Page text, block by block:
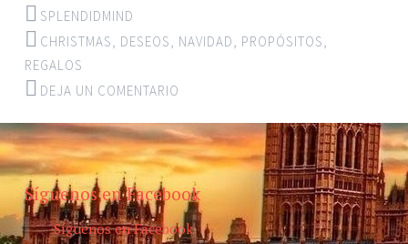
SPLENDIDMIND
CHRISTMAS, DESEOS, NAVIDAD, PROPÓSITOS,
REGALOS
DEJA UN COMENTARIO
Síguenos en Facebook
Síguenos en Facebook